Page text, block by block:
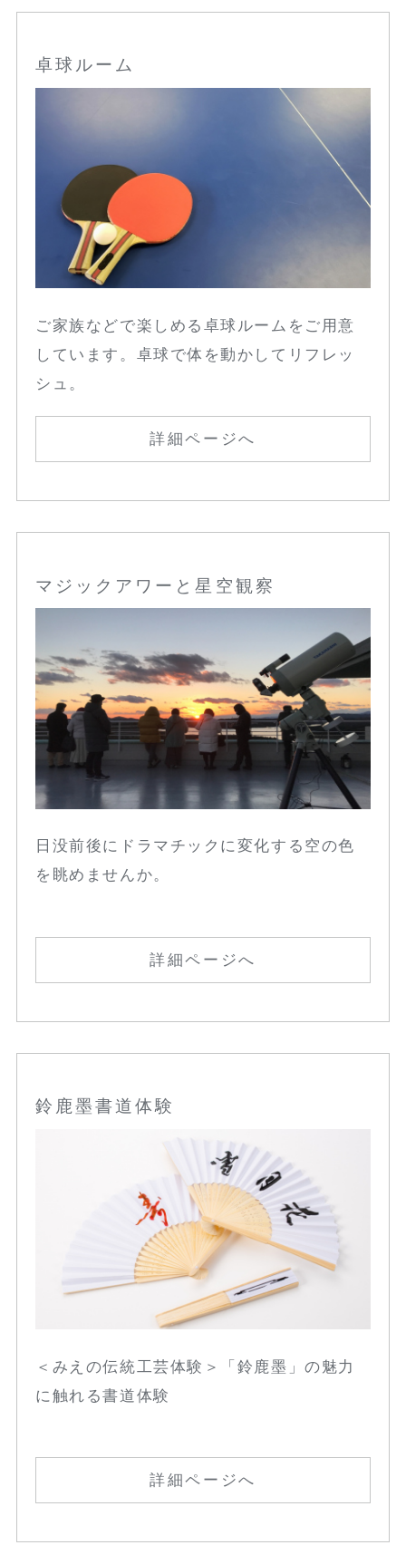
卓球ルーム
ご家族などで楽しめる卓球ルームをご用意
しています。卓球で体を動かしてリフレッ
シュ。
詳細ページへ
マジックアワーと星空観察
日没前後にドラマチックに変化する空の色
を眺めませんか。
詳細ページへ
鈴鹿墨書道体験
＜みえの伝統工芸体験＞「鈴鹿墨」の魅力
に触れる書道体験
詳細ページへ